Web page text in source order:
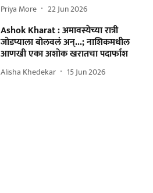
Priya More 22 Jun 2026
Ashok Kharat : अमावस्येच्या रात्री
जोडप्याला बोलवलं अन्...; नाशिकमधील
आणखी एका अशोक खरातचा पदार्फाश
Alisha Khedekar 15 Jun 2026